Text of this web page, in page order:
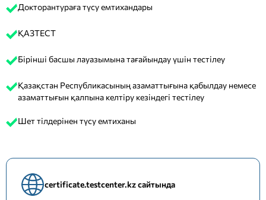
Докторантураға түсу емтихандары
ҚАЗТЕСТ
Бірінші басшы лауазымына тағайындау үшін тестілеу
Қазақстан Республикасының азаматтығына қабылдау немесе
азаматтығын қалпына келтіру кезіндегі тестілеу
Шет тілдерінен түсу емтиханы
certificate.testcenter.kz сайтында